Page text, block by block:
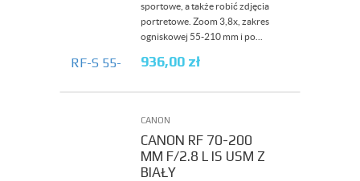
sportowe, a także robić zdjęcia
portretowe. Zoom 3,8x, zakres
ogniskowej 55-210 mm i po...
936,00 zł
CANON
CANON RF 70-200
MM F/2.8 L IS USM Z
BIAŁY